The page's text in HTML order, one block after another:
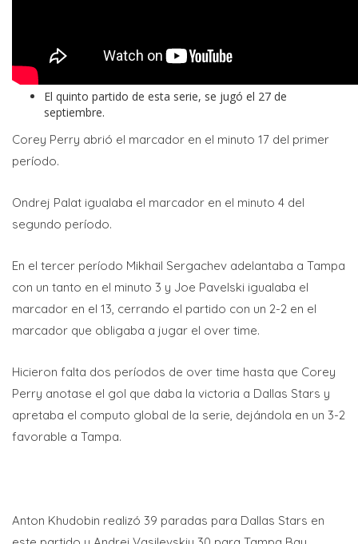
El quinto partido de esta serie, se jugó el 27 de
septiembre.
Corey Perry abrió el marcador en el minuto 17 del primer
período.
Ondrej Palat igualaba el marcador en el minuto 4 del
segundo período.
En el tercer período Mikhail Sergachev adelantaba a Tampa
con un tanto en el minuto 3 y Joe Pavelski igualaba el
marcador en el 13, cerrando el partido con un 2-2 en el
marcador que obligaba a jugar el over time.
Hicieron falta dos períodos de over time hasta que Corey
Perry anotase el gol que daba la victoria a Dallas Stars y
apretaba el computo global de la serie, dejándola en un 3-2
favorable a Tampa.
Anton Khudobin realizó 39 paradas para Dallas Stars en